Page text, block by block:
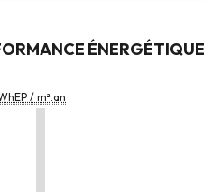
ÉNERGÉTIQUE
/ m².an